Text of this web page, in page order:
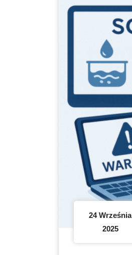
24 Września
2025